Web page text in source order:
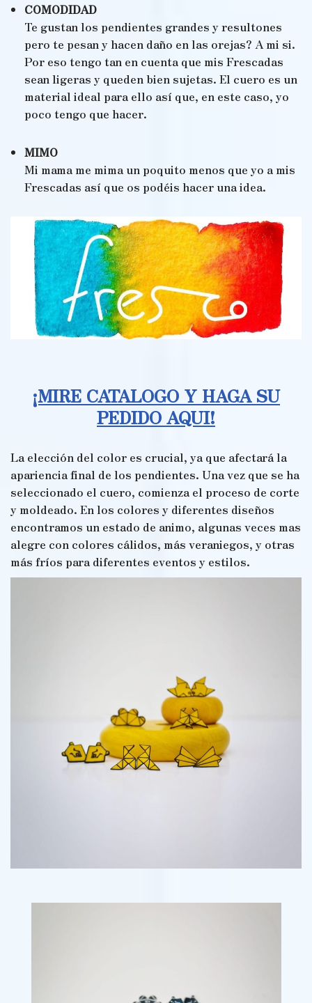
COMODIDAD
Te gustan los pendientes grandes y resultones
pero te pesan y hacen daño en las orejas? A mi si.
Por eso tengo tan en cuenta que mis Frescadas
sean ligeras y queden bien sujetas. El cuero es un
material ideal para ello así que, en este caso, yo
poco tengo que hacer.
MIMO
Mi mama me mima un poquito menos que yo a mis
Frescadas así que os podéis hacer una idea.
¡MIRE CATALOGO Y HAGA SU
PEDIDO AQUI!
La elección del color es crucial, ya que afectará la
apariencia final de los pendientes. Una vez que se ha
seleccionado el cuero, comienza el proceso de corte
y moldeado. En los colores y diferentes diseños
encontramos un estado de animo, algunas veces mas
alegre con colores cálidos, más veraniegos, y otras
más fríos para diferentes eventos y estilos.